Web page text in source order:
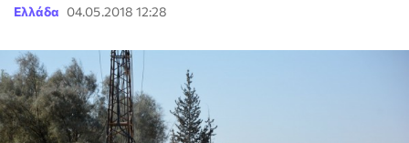
Ελλάδα 04.05.2018 12:28